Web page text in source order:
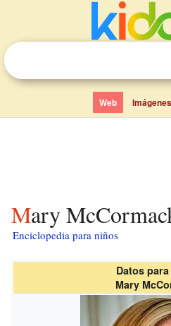
Web Imágenes
Mary
Enciclopedia para niños
Datos
Mary